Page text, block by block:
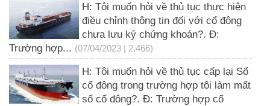
H: Tôi muốn hỏi về thủ tục thực hiện
điều chỉnh thông tin đối với cổ đông
chưa lưu ký chứng khoán?. Đ:
Trường hợp... (07/04/2023 | 2,466)
H: Tôi muốn hỏi về thủ tục cấp lại Sổ
cổ đông trong trường hợp tôi làm mất
sổ cổ đông?. Đ: Trường hợp cổ